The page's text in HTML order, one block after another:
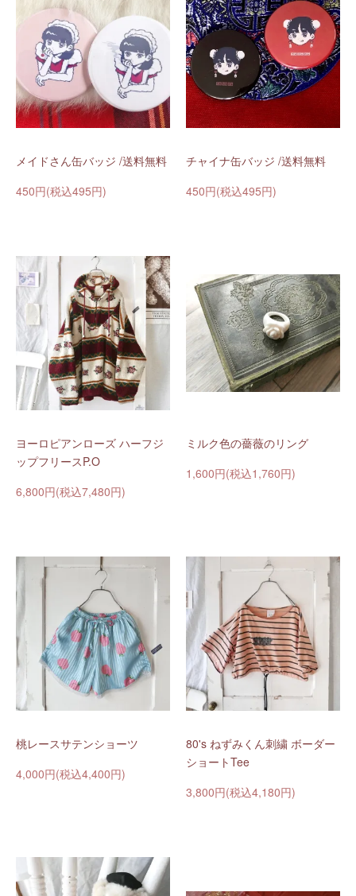
メイドさん缶バッジ /送料無料
450円(税込495円)
チャイナ缶バッジ /送料無料
450円(税込495円)
ヨーロピアンローズ ハーフジ
ップフリースP.O
6,800円(税込7,480円)
ミルク色の薔薇のリング
1,600円(税込1,760円)
桃レースサテンショーツ
4,000円(税込4,400円)
80's ねずみくん刺繍 ボーダー
ショートTee
3,800円(税込4,180円)